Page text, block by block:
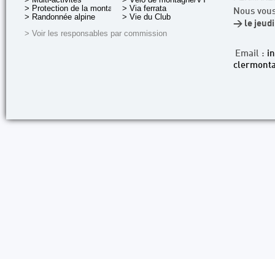
> Protection de la montagne
> Randonnée alpine
> Via ferrata
> Vie du Club
> Voir les responsables par commission
Nous
> le jeudi
Email :